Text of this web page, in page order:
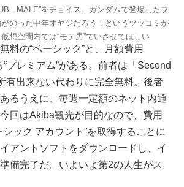
- MALE”をチョイス。ガンダムで登場したフ
のった中年オヤジだろう！というツッコミが
想空間内では“モテ男”でいさせてほしい
料の“ベーシック”と、月額費用
プレミアム”がある。前者は「Second
有出来ない代わりに完全無料。後者
るうえに、毎週一定額のネット内通
回はAkiba観光が目的なので、費用
ック アカウント”を取得することに
アントソフトをダウンロードし、イ
備完了だ。いよいよ第2の人生がス